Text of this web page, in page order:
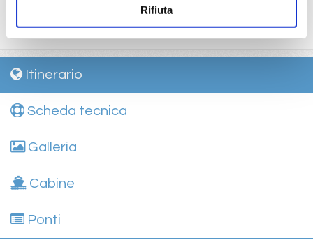
Rifiuta
trattamenti estetici, medico, navigazione internet,
lavanderia).
Itinerario
Scheda tecnica
Galleria
Cabine
Ponti